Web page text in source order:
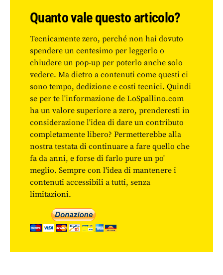
Quanto vale questo articolo?
Tecnicamente zero, perché non hai dovuto
spendere un centesimo per leggerlo o
chiudere un pop-up per poterlo anche solo
vedere. Ma dietro a contenuti come questi ci
sono tempo, dedizione e costi tecnici. Quindi
se per te l'informazione de LoSpallino.com
ha un valore superiore a zero, prenderesti in
considerazione l'idea di dare un contributo
completamente libero? Permetterebbe alla
nostra testata di continuare a fare quello che
fa da anni, e forse di farlo pure un po'
meglio. Sempre con l'idea di mantenere i
contenuti accessibili a tutti, senza
limitazioni.